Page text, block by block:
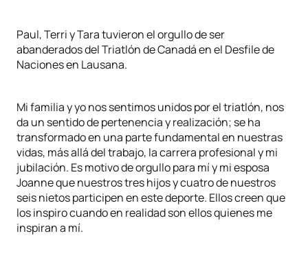
Paul, Terri y Tara tuvieron el orgullo de ser
abanderados del Triatlón de Canadá en el Desfile de
Naciones en Lausana.
Mi familia y yo nos sentimos unidos por el triatlón, nos
da un sentido de pertenencia y realización; se ha
transformado en una parte fundamental en nuestras
vidas, más allá del trabajo, la carrera profesional y mi
jubilación. Es motivo de orgullo para mí y mi esposa
Joanne que nuestros tres hijos y cuatro de nuestros
seis nietos participen en este deporte. Ellos creen que
los inspiro cuando en realidad son ellos quienes me
inspiran a mí.